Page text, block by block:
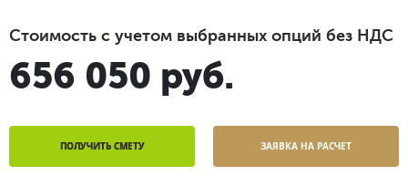
Стоимость с учетом выбранных опций без НДС
656 050 руб.
ПОЛУЧИТЬ СМЕТУ ЗАЯВКА НА РАСЧЕТ